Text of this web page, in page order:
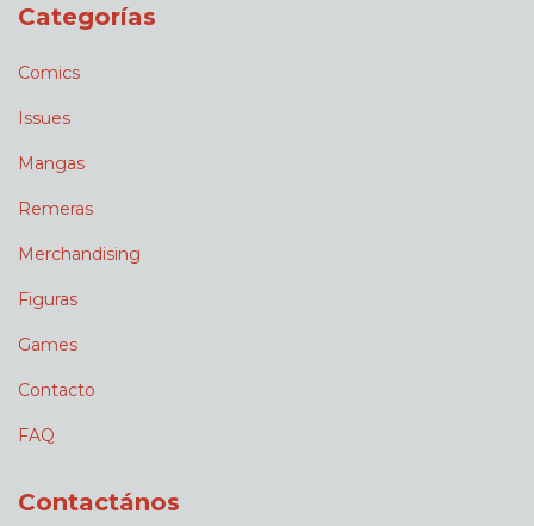
Categorías
Comics
Issues
Mangas
Remeras
Merchandising
Figuras
Games
Contacto
FAQ
Contactános